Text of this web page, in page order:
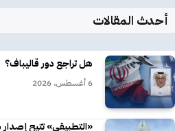
أحدث المقالات
هل تراجع دور قاليباف؟
6 أغسطس، 2026
«التطبيقي» تتيح